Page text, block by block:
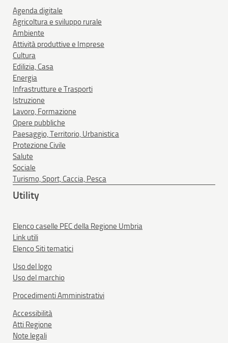
Agenda digitale
Agricoltura e sviluppo rurale
Ambiente
Attività produttive e Imprese
Cultura
Edilizia, Casa
Energia
Infrastrutture e Trasporti
Istruzione
Lavoro, Formazione
Opere pubbliche
Paesaggio, Territorio, Urbanistica
Protezione Civile
Salute
Sociale
Turismo, Sport, Caccia, Pesca
Utility
Elenco caselle PEC della Regione Umbria
Link utili
Elenco Siti tematici
Uso del logo
Uso del marchio
Procedimenti Amministrativi
Accessibilità
Atti Regione
Note legali